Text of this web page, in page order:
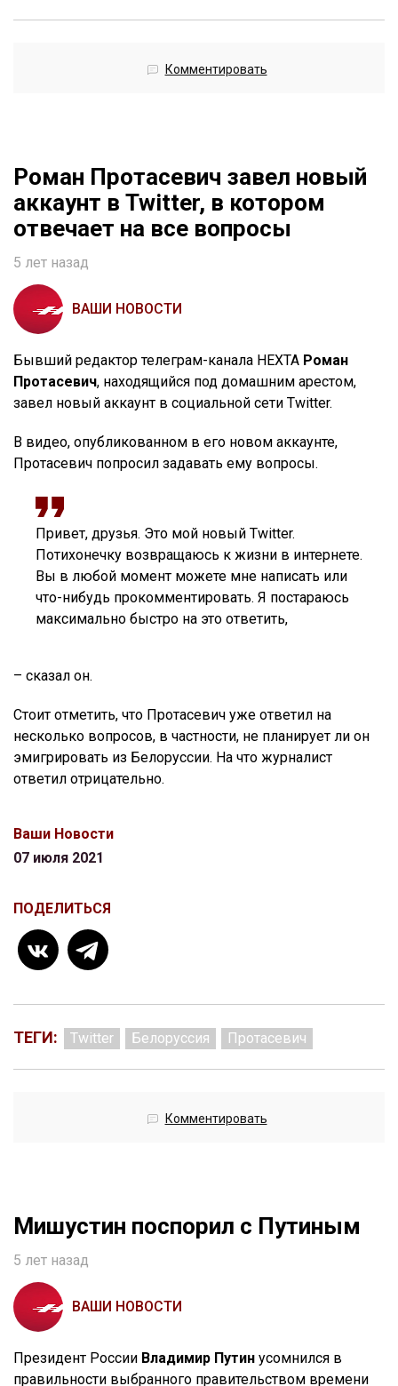
Комментировать
Роман Протасевич завел новый
аккаунт в Twitter, в котором
отвечает на все вопросы
5 лет назад
ВАШИ НОВОСТИ
Бывший редактор телеграм-канала НЕХТА Роман
Протасевич, находящийся под домашним арестом,
завел новый аккаунт в социальной сети Twitter.
В видео, опубликованном в его новом аккаунте,
Протасевич попросил задавать ему вопросы.
Привет, друзья. Это мой новый Twitter.
Потихонечку возвращаюсь к жизни в интернете.
Вы в любой момент можете мне написать или
что-нибудь прокомментировать. Я постараюсь
максимально быстро на это ответить,
– сказал он.
Стоит отметить, что Протасевич уже ответил на
несколько вопросов, в частности, не планирует ли он
эмигрировать из Белоруссии. На что журналист
ответил отрицательно.
Ваши Новости
07 июля 2021
ПОДЕЛИТЬСЯ
ТЕГИ: Twitter Белоруссия Протасевич
Комментировать
Мишустин поспорил с Путиным
5 лет назад
ВАШИ НОВОСТИ
Президент России Владимир Путин усомнился в
правильности выбранного правительством времени